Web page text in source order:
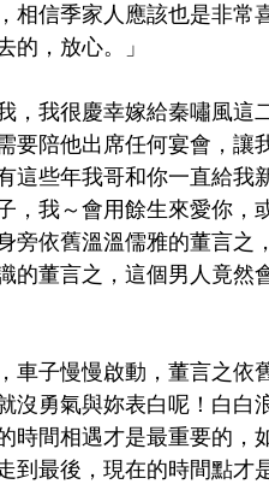
相信季家人應該也是非
的，放心。」
，我很慶幸嫁給秦嘯風
要陪他出席任何宴會，
這些年我哥和你一直給
，我～會用餘生來愛你
旁依舊溫溫儒雅的董言
的董言之，這個男人竟
車子慢慢啟動，董言之
沒勇氣與妳表白呢！白
時間相遇才是最重要的
到最後，現在的時間點